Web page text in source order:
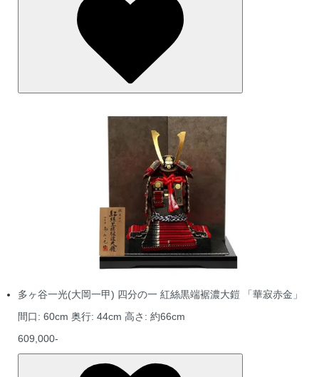
多ヶ谷一光(大岡一甲) 四分の一 紅絲黒端裾濃大鎧 「華寂赤金」
間口: 60cm 奥行: 44cm 高さ: 約66cm
609,000-